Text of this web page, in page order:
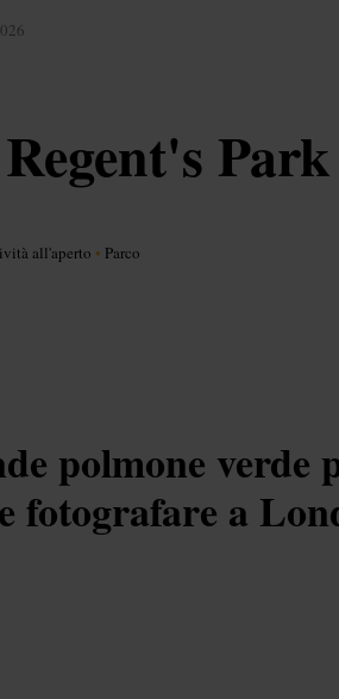
Park
all'aperto • Parco
polmone verde
fotografare a